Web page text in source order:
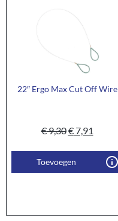
22″ Ergo Max Cut Off Wire
€9,30€7,91
Toevoegen